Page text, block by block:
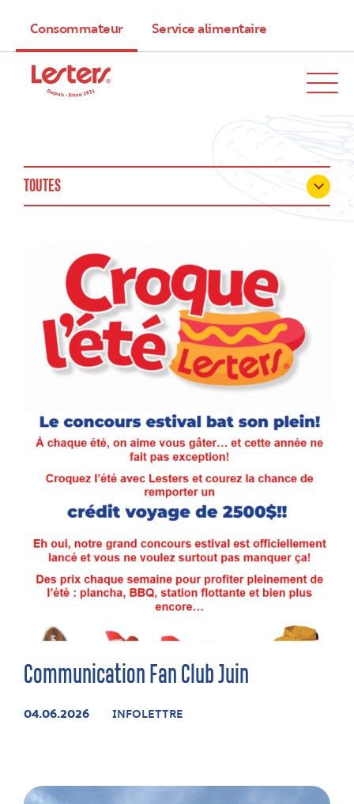
Consommateur Service alimentaire
TOUTES
Communication Fan Club Juin
04.06.2026 INFOLETTRE